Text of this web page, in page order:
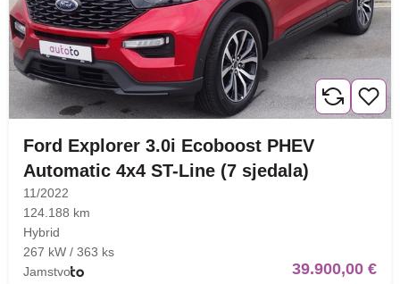
Ford Explorer 3.0i Ecoboost PHEV
Automatic 4x4 ST-Line (7 sjedala)
11/2022
124.188 km
Hybrid
267 kW / 363 ks
Jamstvo
39.900,00 €